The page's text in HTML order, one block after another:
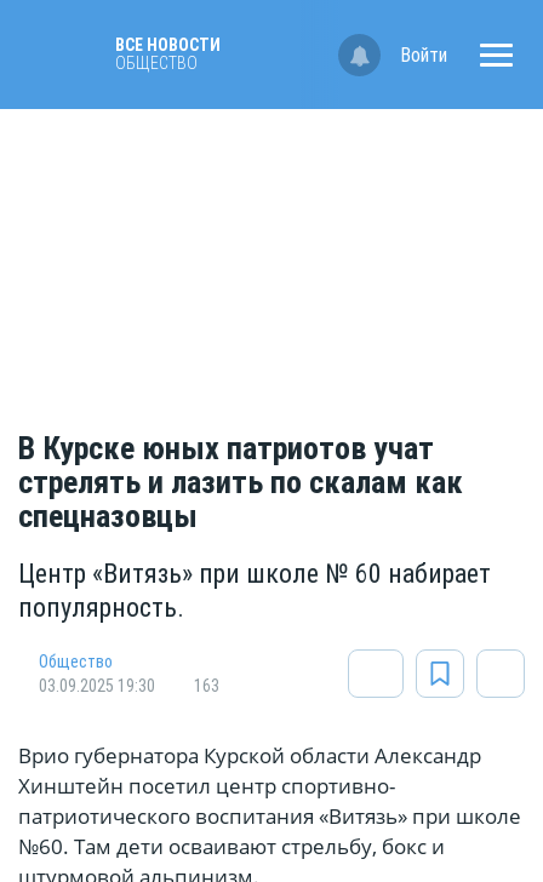
ВСЕ НОВОСТИ
ОБЩЕСТВО
Войти
В Курске юных патриотов учат
стрелять и лазить по скалам как
спецназовцы
Центр «Витязь» при школе № 60 набирает
популярность.
Общество
03.09.2025 19:30
163
Врио губернатора Курской области Александр
Хинштейн посетил центр спортивно-
патриотического воспитания «Витязь» при школе
№60. Там дети осваивают стрельбу, бокс и